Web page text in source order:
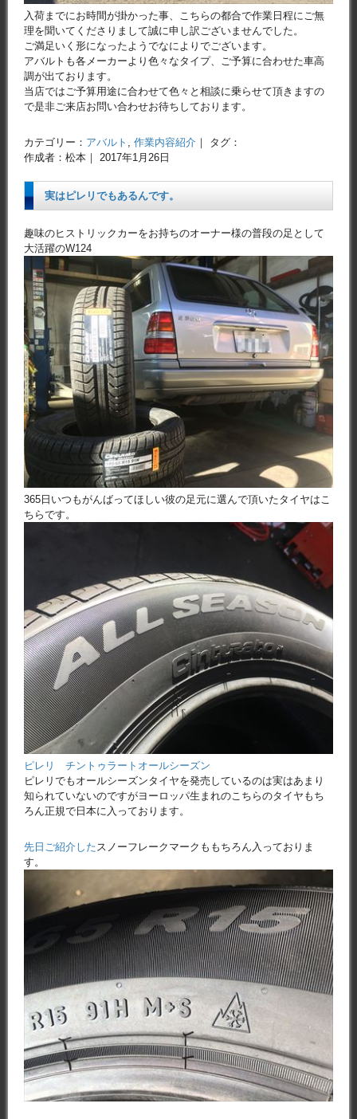
入荷までにお時間が掛かった事、こちらの都合で作業日程にご無
理を聞いてくださりまして誠に申し訳ございませんでした。
ご満足いく形になったようでなによりでございます。
アバルトも各メーカーより色々なタイプ、ご予算に合わせた車高
調が出ております。
当店ではご予算用途に合わせて色々と相談に乗らせて頂きますの
で是非ご来店お問い合わせお待ちしております。
カテゴリー： アバルト , 作業内容紹介 ｜ タグ：
作成者：松本｜ 2017年1月26日
実はピレリでもあるんです。
趣味のヒストリックカーをお持ちのオーナー様の普段の足として
大活躍のW124
365日いつもがんばってほしい彼の足元に選んで頂いたタイヤはこ
ちらです。
ピレリ チントゥラートオールシーズン
ピレリでもオールシーズンタイヤを発売しているのは実はあまり
知られていないのですがヨーロッパ生まれのこちらのタイヤもち
ろん正規で日本に入っております。
先日ご紹介したスノーフレークマークももちろん入っておりま
す。